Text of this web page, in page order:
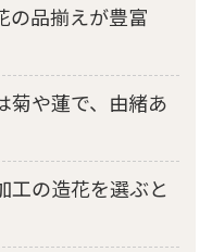
の品揃えが豊富
菊や蓮で、由緒あ
工の造花を選ぶと